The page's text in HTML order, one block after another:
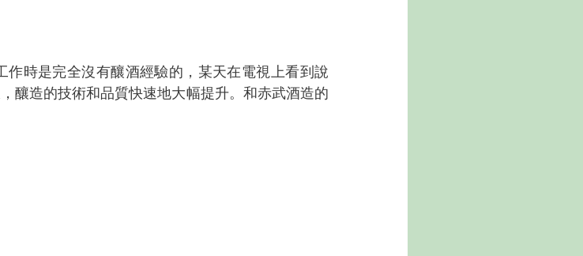
時是完全沒有釀酒經驗的，某天在電視上看到說
釀造的技術和品質快速地大幅提升。和赤武酒造的